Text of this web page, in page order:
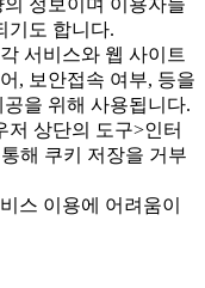
정보이며 이용자들
기도 합니다.
서비스와 웹 사이트
, 보안접속 여부, 등을
을 위해 사용됩니다.
저 상단의 도구>인터
해 쿠키 저장을 거부
스 이용에 어려움이